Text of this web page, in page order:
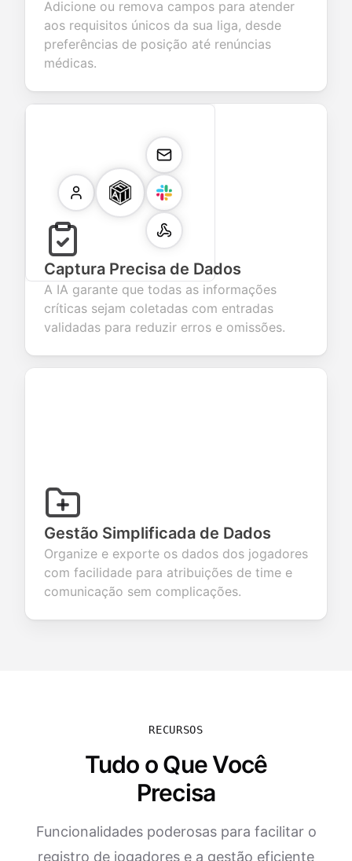
Adicione ou remova campos para atender
aos requisitos únicos da sua liga, desde
preferências de posição até renúncias
médicas.
Captura Precisa de Dados
A IA garante que todas as informações
críticas sejam coletadas com entradas
validadas para reduzir erros e omissões.
Gestão Simplificada de Dados
Organize e exporte os dados dos jogadores
com facilidade para atribuições de time e
comunicação sem complicações.
RECURSOS
Tudo o Que Você
Precisa
Funcionalidades poderosas para facilitar o
registro de jogadores e a gestão eficiente